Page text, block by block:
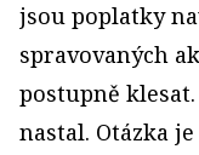
jsou poplatky
spravovaných
postupně
nastal. Otázka